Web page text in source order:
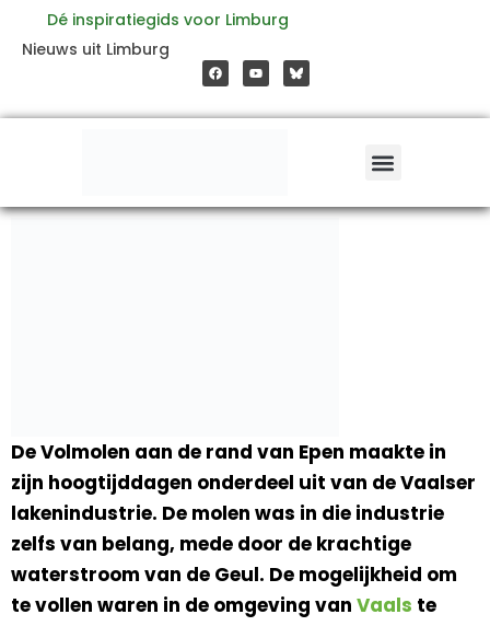
inhoud
Dé inspiratiegids voor Limburg
Nieuws uit Limburg
a
c
e
o
o
o
u
t
b
e
De Volmolen aan de rand van Epen maakte in
zijn hoogtijddagen onderdeel uit van de Vaalser
lakenindustrie. De molen was in die industrie
zelfs van belang, mede door de krachtige
waterstroom van de Geul. De mogelijkheid om
te vollen waren in de omgeving van Vaals te